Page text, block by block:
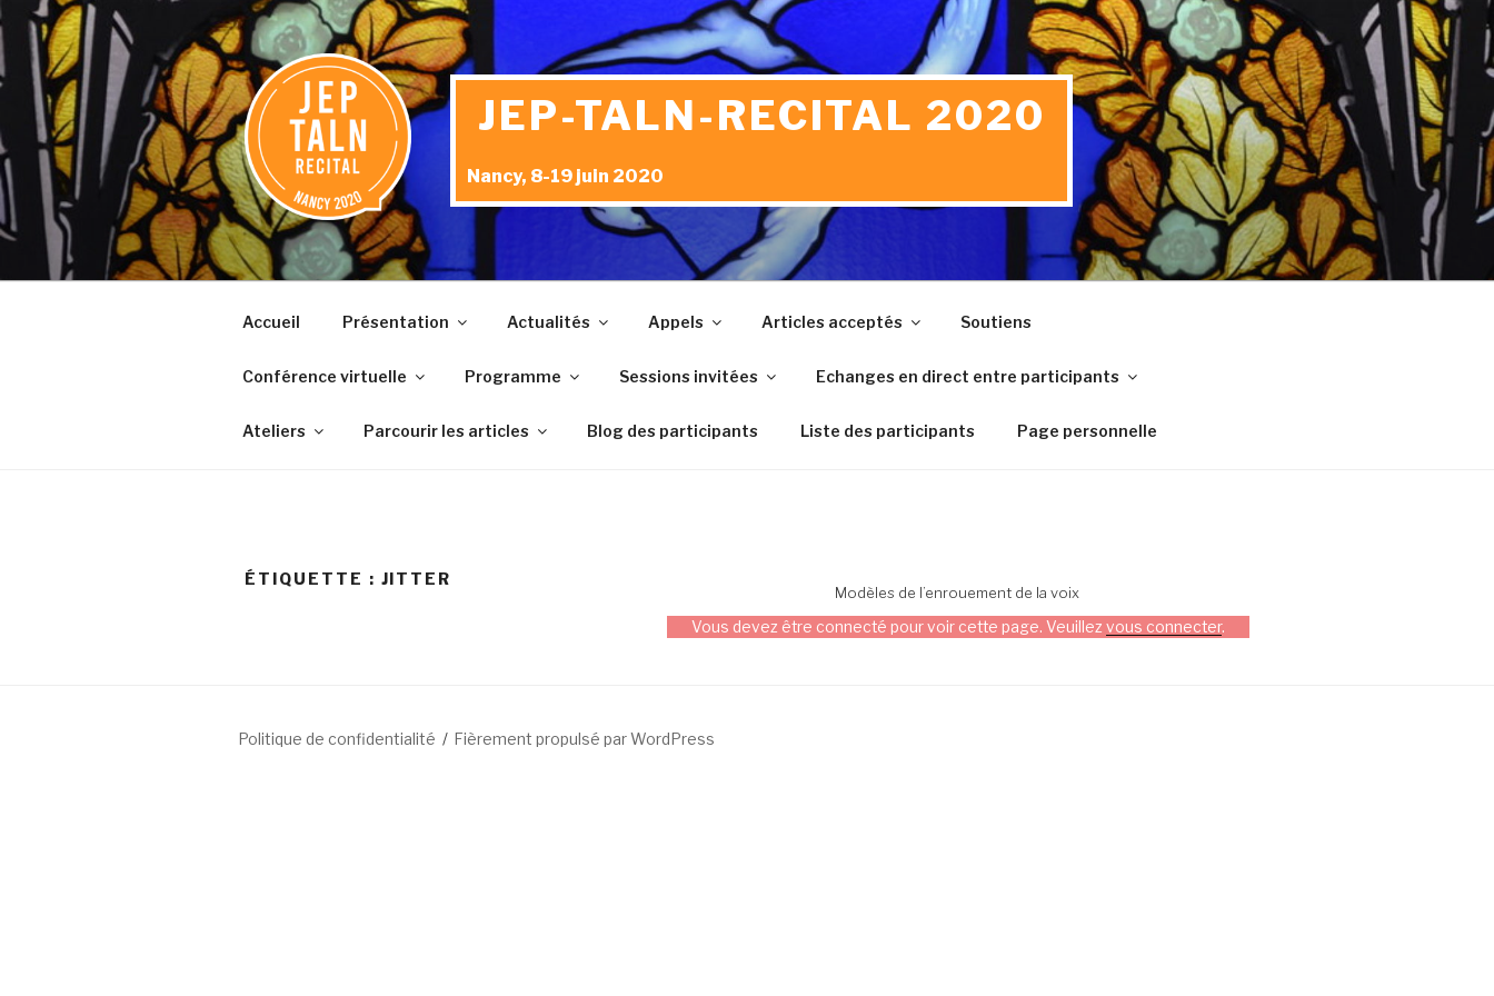
Aller
au
contenu
principal
JEP-TALN-RECITAL 2020
Nancy, 8-19 juin 2020
Accueil Présentation Actualités Appels Articles acceptés Soutiens
Conférence virtuelle Programme Sessions invitées Echanges en direct entre participants
Ateliers Parcourir les articles Blog des participants Liste des participants Page personnelle
ÉTIQUETTE : JITTER
Modèles de l’enrouement de la voix
Vous devez être connecté pour voir cette page. Veuillez vous connecter.
Politique de confidentialité Fièrement propulsé par WordPress